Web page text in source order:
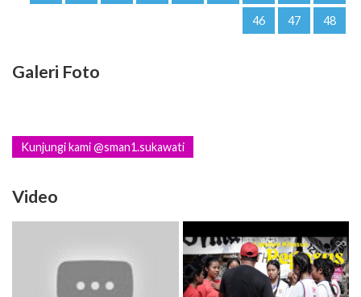
46 47 48
Galeri Foto
Kunjungi kami @sman1.sukawati
Video